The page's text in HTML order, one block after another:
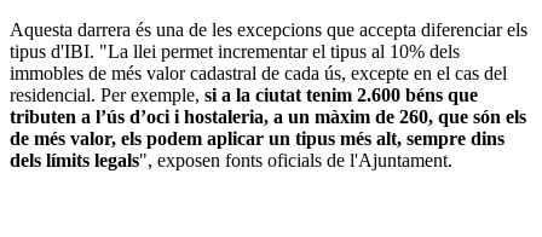
Aquesta darrera és una de les excepcions que accepta diferenciar els
tipus d'IBI. "La llei permet incrementar el tipus al 10% dels
immobles de més valor cadastral de cada ús, excepte en el cas del
residencial. Per exemple, si a la ciutat tenim 2.600 béns que
tributen a l’ús d’oci i hostaleria, a un màxim de 260, que són els
de més valor, els podem aplicar un tipus més alt, sempre dins
dels límits legals", exposen fonts oficials de l'Ajuntament.